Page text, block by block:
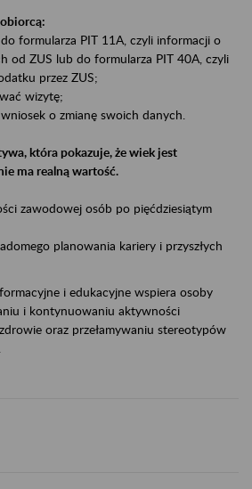
formularza PIT 11A, czyli informacji o
od ZUS lub do formularza PIT 40A, czyli
przez ZUS;
wizytę;
o zmianę swoich danych.
która pokazuje, że wiek jest
ma realną wartość.
zawodowej osób po pięćdziesiątym
planowania kariery i przyszłych
i edukacyjne wspiera osoby
i kontynuowaniu aktywności
oraz przełamywaniu stereotypów